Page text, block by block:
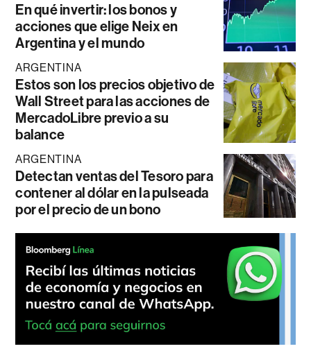
En qué invertir: los bonos y
acciones que elige Neix en
Argentina y el mundo
ARGENTINA
Estos son los precios objetivo de
Wall Street para las acciones de
MercadoLibre previo a su
balance
ARGENTINA
Detectan ventas del Tesoro para
contener al dólar en la pulseada
por el precio de un bono